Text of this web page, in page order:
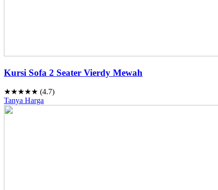
Kursi Sofa 2 Seater Vierdy Mewah
★★★★★ (4.7)
Tanya Harga